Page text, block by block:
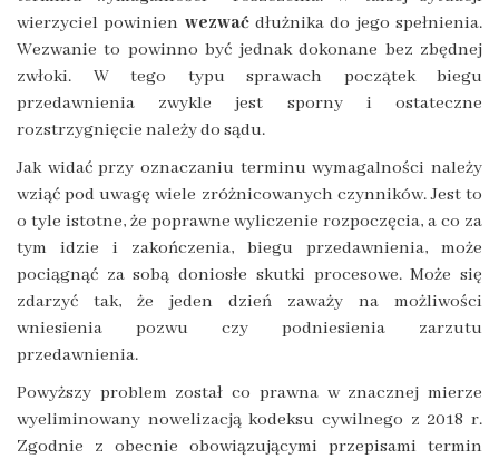
wierzyciel powinien wezwaćdłużnika do jego spełnienia.
Wezwanie to powinno być jednak dokonane bez zbędnej
zwłoki. W tego typu sprawach początek biegu
przedawnienia zwykle jest sporny i ostateczne
rozstrzygnięcie należy do sądu.
Jak widać przy oznaczaniu terminu wymagalności należy
wziąć pod uwagę wiele zróżnicowanych czynników. Jest to
o tyle istotne, że poprawne wyliczenie rozpoczęcia, a co za
tym idzie i zakończenia, biegu przedawnienia, może
pociągnąć za sobą doniosłe skutki procesowe. Może się
zdarzyć tak, że jeden dzień zaważy na możliwości
wniesienia pozwu czy podniesienia zarzutu
przedawnienia.
Powyższy problem został co prawna w znacznej mierze
wyeliminowany nowelizacją kodeksu cywilnego z 2018 r.
Zgodnie z obecnie obowiązującymi przepisami termin